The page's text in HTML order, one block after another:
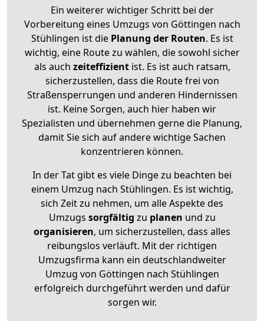
Ein weiterer wichtiger Schritt bei der
Vorbereitung eines Umzugs von Göttingen nach
Stühlingen ist diePlanung der Routen. Es ist
wichtig, eine Route zu wählen, die sowohl sicher
als auch zeiteffizientist. Es ist auch ratsam,
sicherzustellen, dass die Route frei von
Straßensperrungen und anderen Hindernissen
ist. Keine Sorgen, auch hier haben wir
Spezialisten und übernehmen gerne die Planung,
damit Sie sich auf andere wichtige Sachen
konzentrieren können.
In der Tat gibt es viele Dinge zu beachten bei
einem Umzug nach Stühlingen. Es ist wichtig,
sich Zeit zu nehmen, um alle Aspekte des
Umzugs sorgfältig zu planen und zu
organisieren, um sicherzustellen, dass alles
reibungslos verläuft. Mit der richtigen
Umzugsfirma kann ein deutschlandweiter
Umzug von Göttingen nach Stühlingen
erfolgreich durchgeführt werden und dafür
sorgen wir.